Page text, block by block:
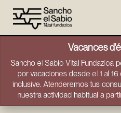
Aller directement au contenu
Vacances
Sancho el Sabio Vital Fundazioa
por vacaciones desde el 1 al
inclusive. Atenderemos tus
nuestra actividad habitual a